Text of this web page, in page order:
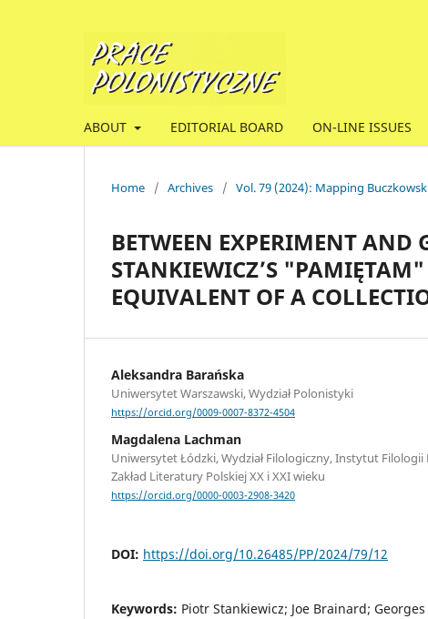
ABOUT EDITORIAL BOARD ON-LINE ISSUES
Home / Archives / Vol. 79 (2024): Mapping
BETWEEN EXPERIMENT AND
STANKIEWICZ’S
EQUIVALENT OF A
Aleksandra Barańska
Uniwersytet Warszawski, Wydział Polonistyki
https://orcid.org/0009-0007-8372-4504
Magdalena Lachman
Uniwersytet Łódzki, Wydział Filologiczny, Instytut Filologii
Zakład Literatury Polskiej XX i XXI wieku
https://orcid.org/0000-0003-2908-3420
DOI: https://doi.org/10.26485/PP/2024/79/12
Keywords: Piotr Stankiewicz; Joe Brainard;